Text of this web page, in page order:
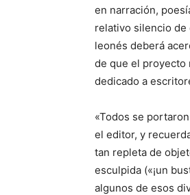
en narración,
relativo silencio de
leonés deberá
de que el proyecto
dedicado a
«Todos se
el editor, y
tan repleta de
esculpida («¡un
algunos de esos